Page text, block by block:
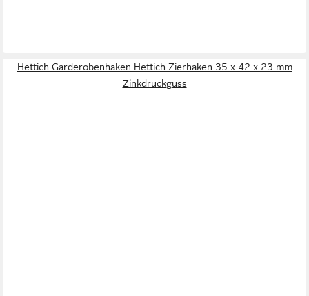
Hettich Garderobenhaken Hettich Zierhaken 35 x 42 x 23 mm
Zinkdruckguss